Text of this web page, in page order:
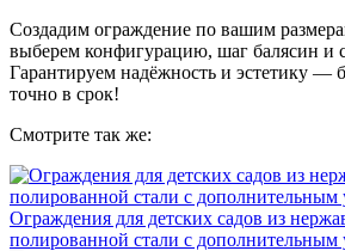
Создадим ограждение по вашим
выберем конфигурацию, шаг балясин и
Гарантируем надёжность и эстетику —
точно в срок!
Смотрите так же:
Ограждения для детских садов из
полированной стали с дополнительным